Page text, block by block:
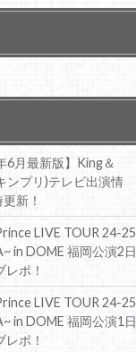
6月最新版】King＆
ンプリ)テレビ出演情
新！
LIVE TOUR 24-25
in DOME 福岡公演2日
レポ！
LIVE TOUR 24-25
in DOME 福岡公演1日
レポ！